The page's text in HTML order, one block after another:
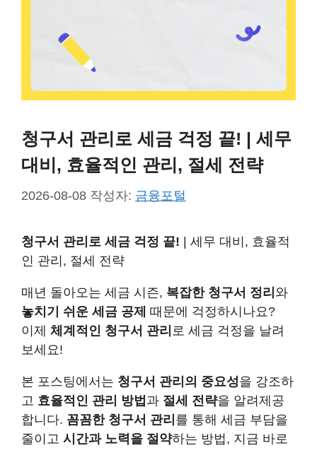
청구서 관리로 세금 걱정 끝! | 세무
대비, 효율적인 관리, 절세 전략
2026-08-08 작성자: 금융포털
청구서 관리로 세금 걱정 끝! | 세무 대비, 효율적
인 관리, 절세 전략
매년 돌아오는 세금 시즌, 복잡한 청구서 정리 와
놓치기 쉬운 세금 공제 때문에 걱정하시나요?
이제 체계적인 청구서 관리 로 세금 걱정을 날려
보세요!
본 포스팅에서는 청구서 관리의 중요성을 강조하
고 효율적인 관리 방법 과 절세 전략을 알려제공
합니다. 꼼꼼한 청구서 관리 를 통해 세금 부담을
줄이고 시간과 노력을 절약하는 방법, 지금 바로